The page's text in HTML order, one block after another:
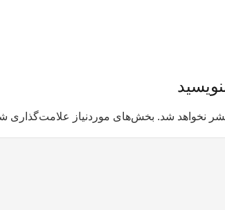
نخواهد شد. بخش‌های موردنیاز علامت‌گذاری